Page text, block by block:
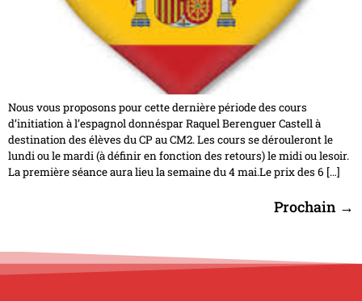
Nous vous proposons pour cette dernière période des cours
d’initiation à l’espagnol donnéspar Raquel Berenguer Castell à
destination des élèves du CP au CM2. Les cours se dérouleront le
lundi ou le mardi (à définir en fonction des retours) le midi ou lesoir.
La première séance aura lieu la semaine du 4 mai.Le prix des 6 […]
Prochain →